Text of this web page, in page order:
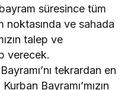
süresince tüm
noktasında ve sahada
talep ve
verecek.
tekrardan en
Bayramı’mızın